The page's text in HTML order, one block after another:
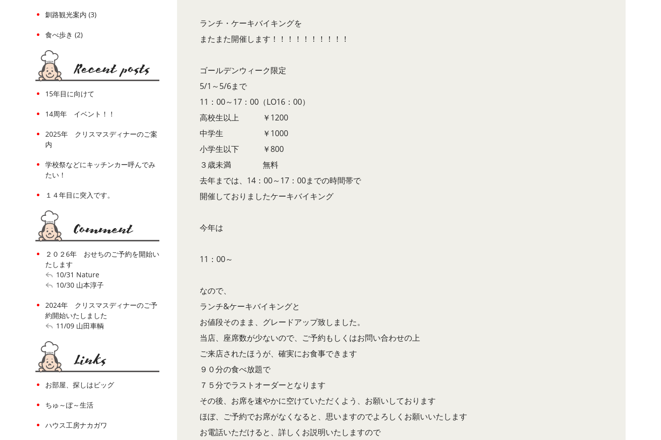
ランチ・ケーキバイキングを
またまた開催します！！！！！！！！！！
ゴールデンウィーク限定
5/1～5/6まで
11：00～17：00（LO16：00）
高校生以上 ￥1200
中学生 ￥1000
小学生以下 ￥800
３歳未満 無料
去年までは、14：00～17：00までの時間帯で
開催しておりましたケーキバイキング
今年は
11：00～
なので、
ランチ&ケーキバイキングと
お値段そのまま、グレードアップ致しました。
当店、座席数が少ないので、ご予約もしくはお問い合わせの上
ご来店されたほうが、確実にお食事できます
９０分の食べ放題で
７５分でラストオーダーとなります
その後、お席を速やかに空けていただくよう、お願いしております
ほぼ、ご予約でお席がなくなると、思いますのでよろしくお願いいたします
お電話いただけると、詳しくお説明いたしますので
釧路観光案内 (3)
食べ歩き (2)
15年目に向けて
14周年 イベント！！
2025年 クリスマスディナーのご案
内
学校祭などにキッチンカー呼んでみ
たい！
１４年目に突入です。
２０２6年 おせちのご予約を開始い
たします
10/31 Nature
10/30 山本淳子
2024年 クリスマスディナーのご予
約開始いたしました
11/09 山田車輌
お部屋、探しはビッグ
ちゅ～ぼ～生活
ハウス工房ナカガワ